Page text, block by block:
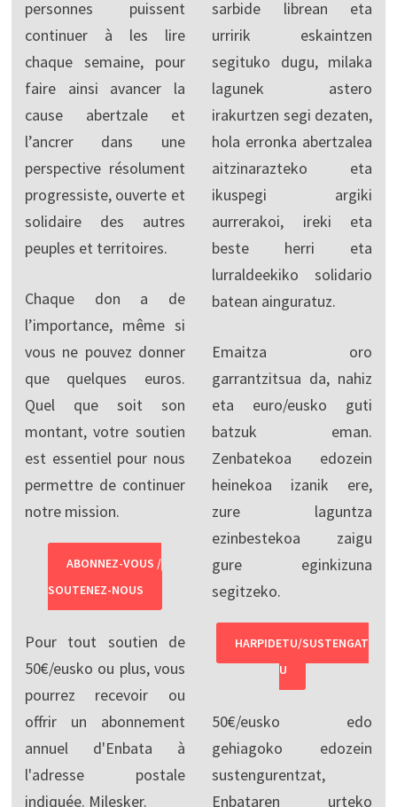
personnes puissent
continuer à les lire
chaque semaine, pour
faire ainsi avancer la
cause abertzale et
l’ancrer dans une
perspective résolument
progressiste, ouverte et
solidaire des autres
peuples et territoires.
Chaque don a de
l’importance, même si
vous ne pouvez donner
que quelques euros.
Quel que soit son
montant, votre soutien
est essentiel pour nous
permettre de continuer
notre mission.
ABONNEZ-VOUS /
SOUTENEZ-NOUS
Pour tout soutien de
50€/eusko ou plus, vous
pourrez recevoir ou
offrir un abonnement
annuel d'Enbata à
l'adresse postale
indiquée. Milesker.
sarbide librean eta
urririk eskaintzen
segituko dugu, milaka
lagunek astero
irakurtzen segi dezaten,
hola erronka abertzalea
aitzinarazteko eta
ikuspegi argiki
aurrerakoi, ireki eta
beste herri eta
lurraldeekiko solidario
batean ainguratuz.
Emaitza oro
garrantzitsua da, nahiz
eta euro/eusko guti
batzuk eman.
Zenbatekoa edozein
heinekoa izanik ere,
zure laguntza
ezinbestekoa zaigu
gure eginkizuna
segitzeko.
HARPIDETU/SUSTENGAT
U
50€/eusko edo
gehiagoko edozein
sustengurentzat,
Enbataren urteko